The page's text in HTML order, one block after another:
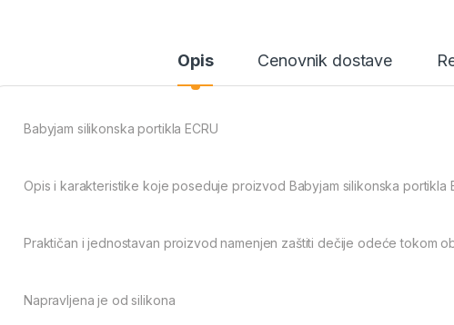
Opis Cenovnik dostave
Babyjam silikonska portikla ECRU
Opis i karakteristike koje poseduje proizvod Babyjam silikonska portikla
Praktičan i jednostavan proizvod namenjen zaštiti dečije odeće tokom
Napravljena je od silikona